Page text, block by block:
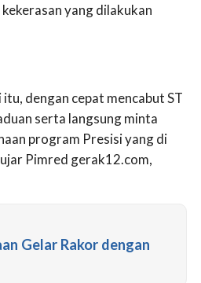
yang dilakukan
dengan cepat mencabut ST
serta langsung minta
program Presisi yang di
Pimred gerak12.com,
Gelar Rakor dengan